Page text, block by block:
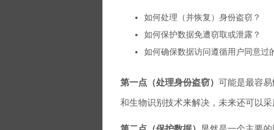
如何处理（并恢复）身份盗窃？
如何保护数据免遭窃取或泄露？
如何确保数据访问遵循用户同意过
第一点（处理身份盗窃） 可能是最容
和生物识别技术来解决，未来还可以